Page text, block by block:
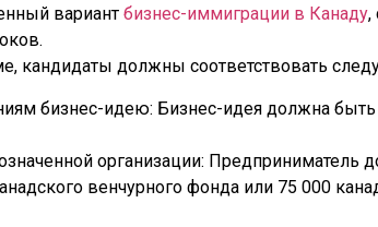
вариант бизнес-иммиграции в Канаду,
кандидаты должны соответствовать
бизнес-идею: Бизнес-идея должна
организации:
венчурного фонда или 75 000